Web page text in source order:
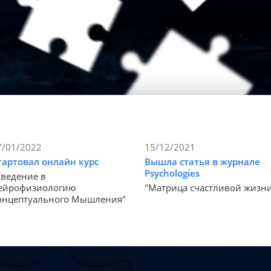
01/2022
онлайн курс
в
Мышления"
15/12/2021
Вышла статья в журнале
Psychologies
"Матрица счастливой